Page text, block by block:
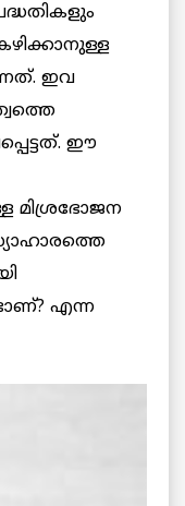
ഇവ
ഈ
മിശ്രഭോജന
എന്ന